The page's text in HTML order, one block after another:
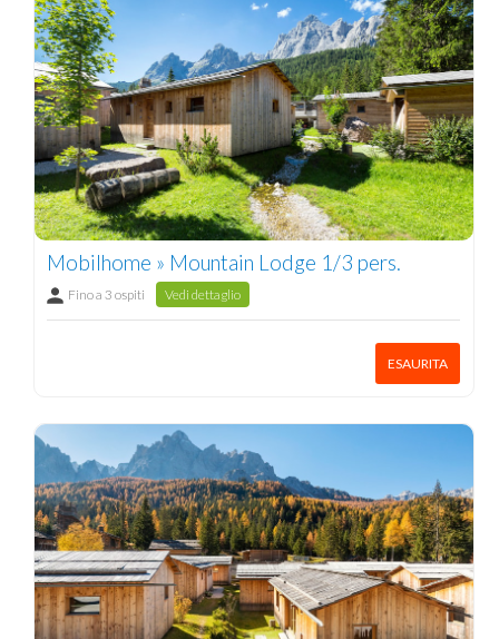
Mobilhome » Mountain Lodge 1/3 pers.
Fino a 3 ospiti Vedi dettaglio
ESAURITA